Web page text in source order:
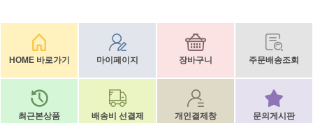
HOME 바로가기 마이페이지 장바구니 주문배송조회
최근본상품 배송비 선결제 개인결제창 문의게시판